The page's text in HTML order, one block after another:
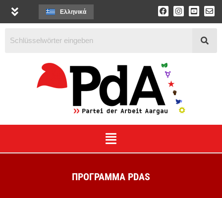
Ελληνικά
ΠΡΟΓΡΑΜΜΑ PDAS